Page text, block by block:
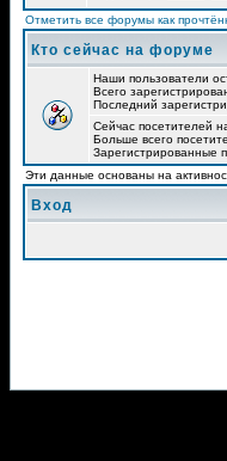
Отметить все форумы как
Кто сейчас на форуме
Наши пользователи
Всего
Последний
Сейчас посетителей
Больше всего
Зарегистрированные
Эти данные основаны на
Вход